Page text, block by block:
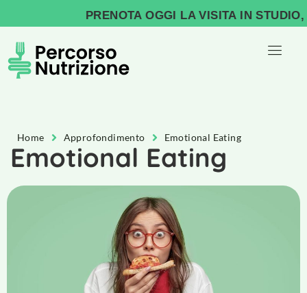
PRENOTA OGGI LA VISITA IN STUDIO,
Home Approfondimento Emotional Eating
Emotional Eating